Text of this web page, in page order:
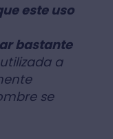
este uso
bastante
a
se